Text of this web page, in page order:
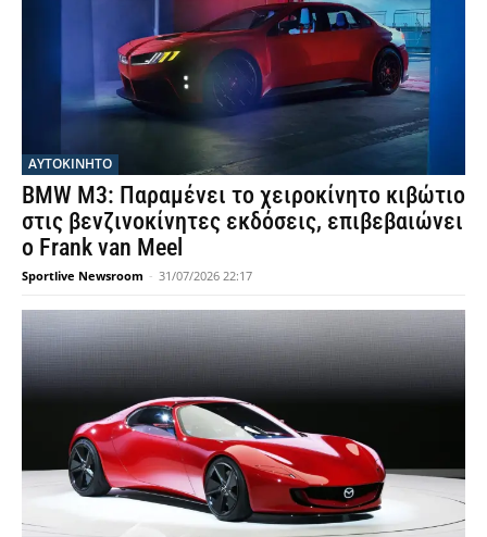
ΑΥΤΟΚΙΝΗΤΟ
BMW M3: Παραμένει το χειροκίνητο κιβώτιο
στις βενζινοκίνητες εκδόσεις, επιβεβαιώνει
ο Frank van Meel
Sportlive Newsroom - 31/07/2026 22:17